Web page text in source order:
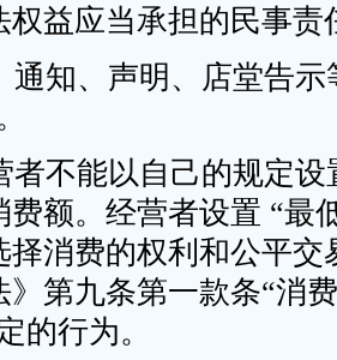
权益应当承担的民事责
知、声明、店堂告示
不能以自己的规定设
费额。经营者设置 “最
择消费的权利和公平
》第九条第一款条“消
的行为。